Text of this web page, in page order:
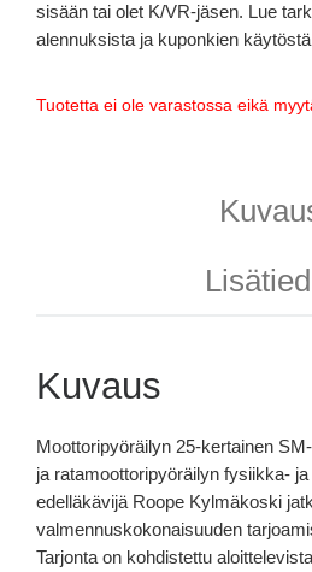
sisään tai olet K/VR-jäsen. Lue
alennuksista ja kuponkien
Tuotetta ei ole varastossa eikä
Kuvaus
Moottoripyöräilyn 25-kertainen
ja ratamoottoripyöräilyn fysiikka-
edelläkävijä Roope Kylmäkoski
valmennuskokonaisuuden
Tarjonta on kohdistettu